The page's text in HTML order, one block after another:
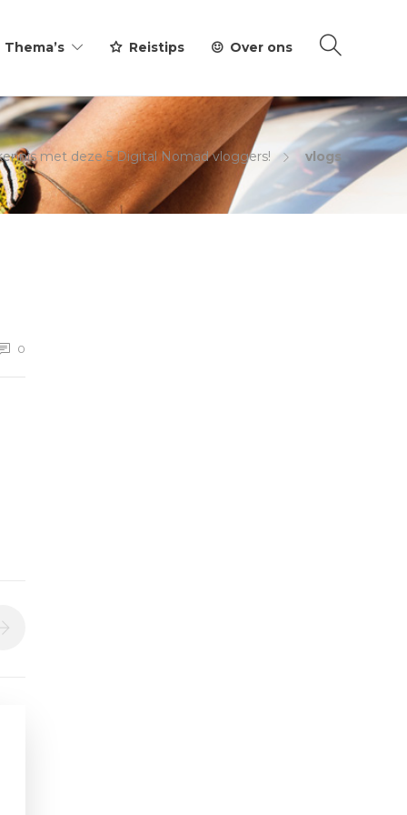
Thema’s Reistips Over ons
met deze 5 Digital Nomad vloggers! vlogs
0